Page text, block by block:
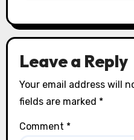
Leave a Reply
Your email address will
fields are marked *
Comment *